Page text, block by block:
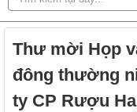
Thư mời Họp
đông thường
ty CP Rượu